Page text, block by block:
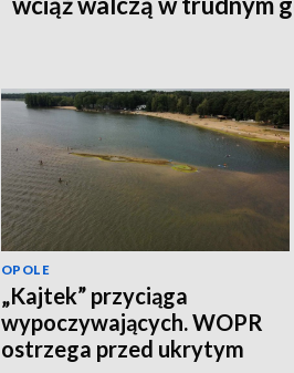
OPOLE
„Kajtek” przyciąga
wypoczywających. WOPR
ostrzega przed ukrytym